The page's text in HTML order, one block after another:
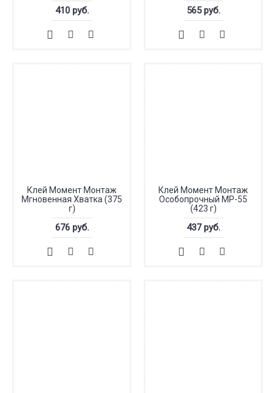
410 руб. 565 руб.
Клей Момент Монтаж
Мгновенная Хватка (375
г)
676 руб.
Клей Момент Монтаж
Особопрочный МР-55
(423 г)
437 руб.